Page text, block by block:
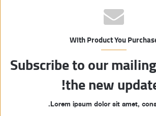
With Product You
Subscribe to our
the new
Lorem ipsum dolor sit amet,